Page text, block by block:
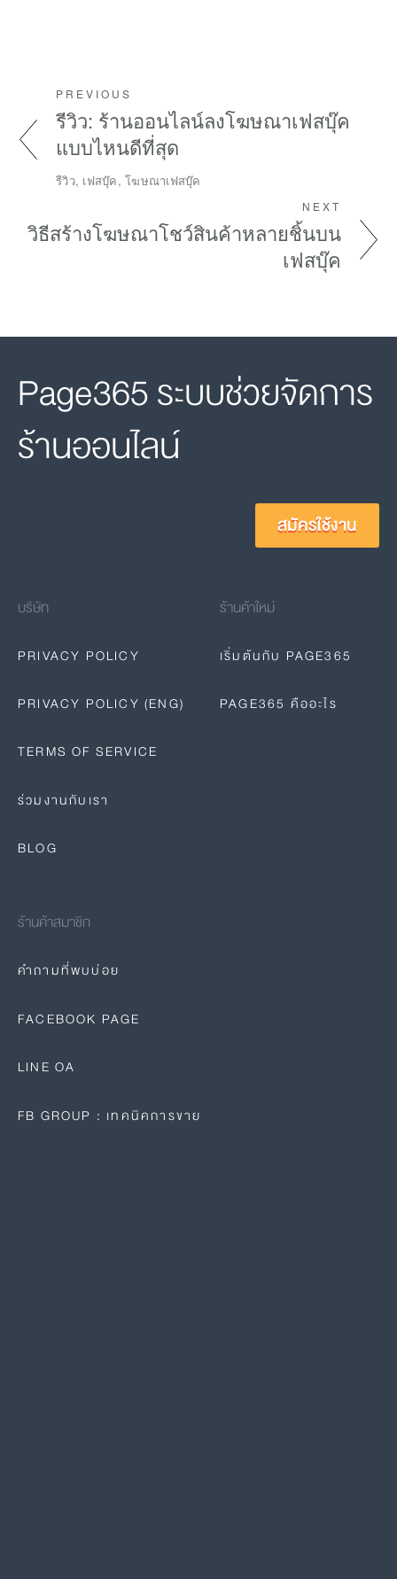
PREVIOUS
รีวิว: ร้านออนไลน์ลงโฆษณาเฟสบุ๊ค
แบบไหนดีที่สุด
รีวิว, เฟสบุ๊ค, โฆษณาเฟสบุ๊ค
NEXT
วิธีสร้างโฆษณาโชว์สินค้าหลายชิ้นบน
เฟสบุ๊ค
Page365 ระบบช่วยจัดการ
ร้านออนไลน์
สมัครใช้งาน
บริษัท
PRIVACY POLICY
PRIVACY POLICY (ENG)
TERMS OF SERVICE
ร่วมงานกับเรา
BLOG
ร้านค้าใหม่
เริ่มต้นกับ PAGE365
PAGE365 คืออะไร
ร้านค้าสมาชิก
คำถามที่พบบ่อย
FACEBOOK PAGE
LINE OA
FB GROUP : เทคนิคการขาย